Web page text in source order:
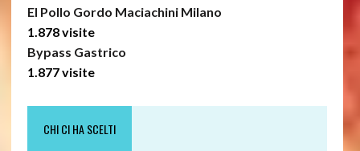
El Pollo Gordo Maciachini Milano
1.878 visite
Bypass Gastrico
1.877 visite
CHI CI HA SCELTI